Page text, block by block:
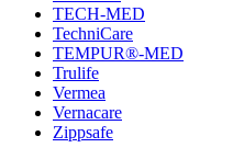
TECH-MED
TechniCare
TEMPUR®-MED
Trulife
Vermea
Vernacare
Zippsafe